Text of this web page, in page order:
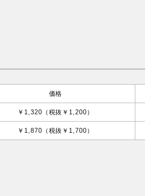
価格
￥1,320（税抜￥1,200）
￥1,870（税抜￥1,700）